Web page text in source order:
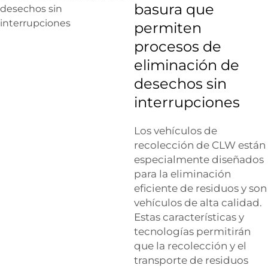
basura que
permiten
procesos de
eliminación de
desechos sin
interrupciones
Los vehículos de
recolección de CLW están
especialmente diseñados
para la eliminación
eficiente de residuos y son
vehículos de alta calidad.
Estas características y
tecnologías permitirán
que la recolección y el
transporte de residuos